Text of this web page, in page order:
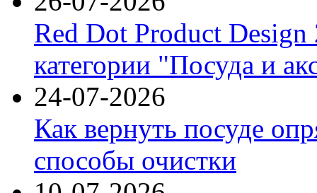
Red Dot Product Design
категории "Посуда и
24-07-2026
Как вернуть посуде
способы очистки